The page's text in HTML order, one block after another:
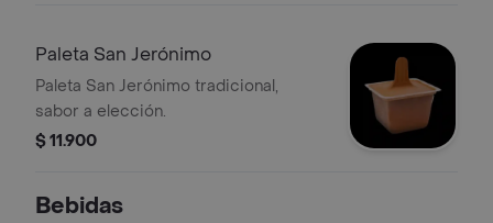
Paleta San Jerónimo
Paleta San Jerónimo tradicional,
sabor a elección.
$ 11.900
Bebidas